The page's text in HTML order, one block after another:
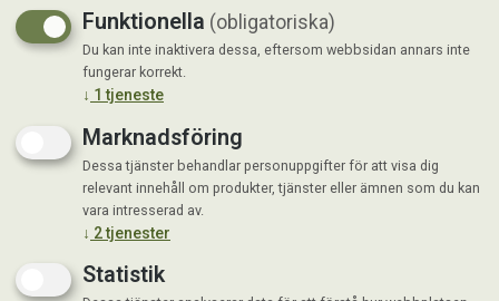
Visar 15 produkter
Funktionella (obligatoriska)
Du kan inte inaktivera dessa, eftersom webbsidan annars inte
fungerar korrekt.
↓ 1 tjeneste
Marknadsföring
Dessa tjänster behandlar personuppgifter för att visa dig
relevant innehåll om produkter, tjänster eller ämnen som du kan
vara intresserad av.
↓ 2tjenester
Statistik